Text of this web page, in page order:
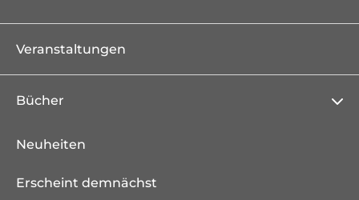
Veranstaltungen
Bücher
Neuheiten
Erscheint demnächst